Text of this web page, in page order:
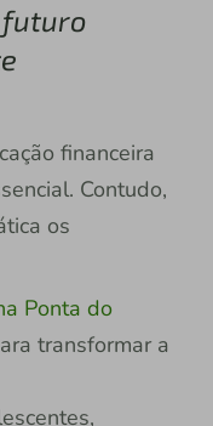
futuro
financeira
Contudo,
os
Ponta do
transformar a